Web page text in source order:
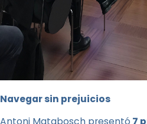
Navegar sin prejuicios
Antoni Matabosch presentó 7